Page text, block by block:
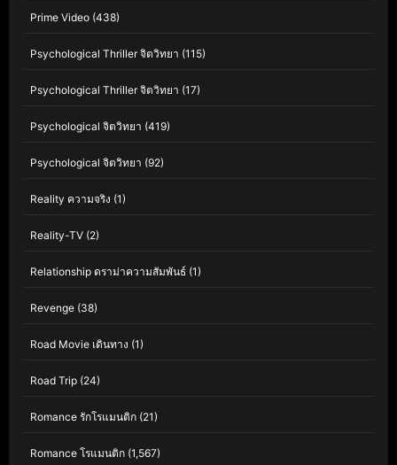
Prime Video (438)
Psychological Thriller จิตวิทยา (115)
Psychological Thriller จิตวิทยา (17)
Psychological จิตวิทยา (419)
Psychological จิตวิทยา (92)
Reality ความจริง (1)
Reality-TV (2)
Relationship ดราม่าความสัมพันธ์ (1)
Revenge (38)
Road Movie เดินทาง (1)
Road Trip (24)
Romance รักโรแมนติก (21)
Romance โรแมนติก (1,567)